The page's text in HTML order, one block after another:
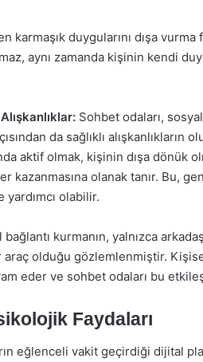
duygularını dışa vurma
aynı zamanda kişinin kendi
Sohbet odaları,
da sağlıklı alışkanlıkların
aktif olmak, kişinin dışa dönük
kazanmasına olanak tanır. Bu,
olabilir.
kurmanın, yalnızca
olduğu gözlemlenmiştir.
eder ve sohbet odaları bu
Faydaları
eğlenceli vakit geçirdiği dijital